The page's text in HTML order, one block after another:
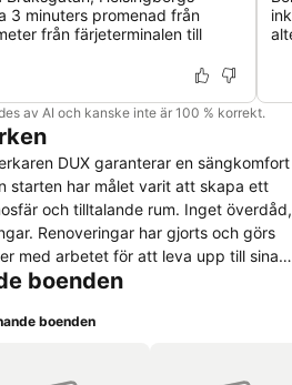
3 minuters promenad från
från färjeterminalen till
av AI och kanske inte är 100 % korrekt.
DUX garanterar en sängkomfort
och tilltalande rum. Inget överdåd,
Renoveringar har gjorts och görs
med arbetet för att leva upp till sina
dig personligt bemött och sova
högsta kvalitet, tillgång till trådlös
boenden
boenden